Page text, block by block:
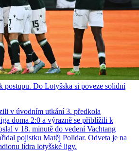
postupu. Do Lotyšska si poveze solidní
v úvodním utkání 3. předkola
doma 2:0 a výrazně se přiblížili k
v 18. minutě do vedení Vachtang
pojistku Matěj Polidar. Odveta je na
lídra lotyšské ligy.